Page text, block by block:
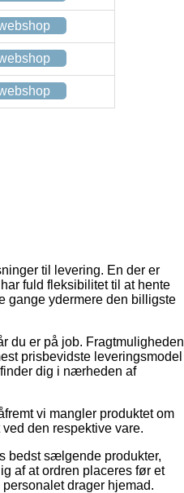
til levering. En der er
fuld fleksibilitet til at hente
gange ydermere den billigste
du er på job. Fragtmuligheden
prisbevidste leveringsmodel
dig i nærheden af
vi mangler produktet om
den respektive vare.
bedst sælgende produkter,
af at ordren placeres før et
drager hjemad.